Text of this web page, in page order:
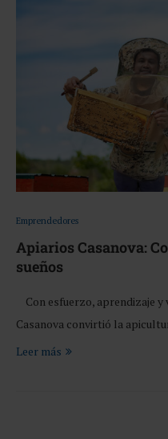
Emprendedores
Apiarios Casanova:
sueños
Con esfuerzo, aprendizaje y
Casanova convirtió la
Leer más